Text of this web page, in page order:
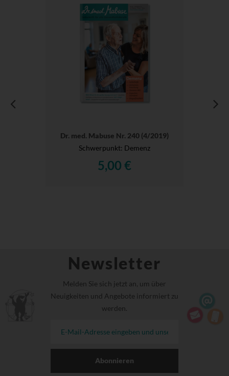
Dr. med. Mabuse Nr. 240 (4/2019)
Schwerpunkt: Demenz
5,00 €
Newsletter
Melden Sie sich jetzt an, um über
Neuigkeiten und Angebote informiert zu
werden.
Abonnieren